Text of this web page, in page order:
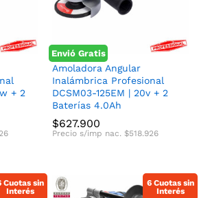
+ 2
Envió Gratis
Amoladora Angular
Inalámbrica Profesional
DCSM03-125EM | 20v + 2
Baterías 4.0Ah
$627.900
Precio s/imp nac. $518.926
Cuotas sin
Interés
6 Cuotas sin
Interés